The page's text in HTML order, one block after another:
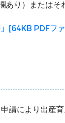
あり）または
」[64KB PDFフ
請により出産